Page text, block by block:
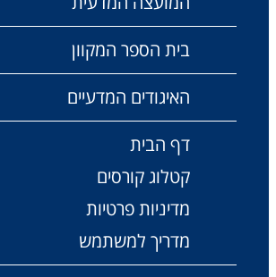
בית הספר המקוון
האיגודים המדעיים
דף הבית
קטלוג קורסים
מדיניות פרטיות
מדריך למשתמש